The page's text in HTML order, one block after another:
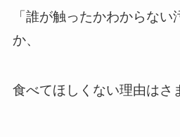
「誰が触ったかわからない
か、
食べてほしくない理由はさ